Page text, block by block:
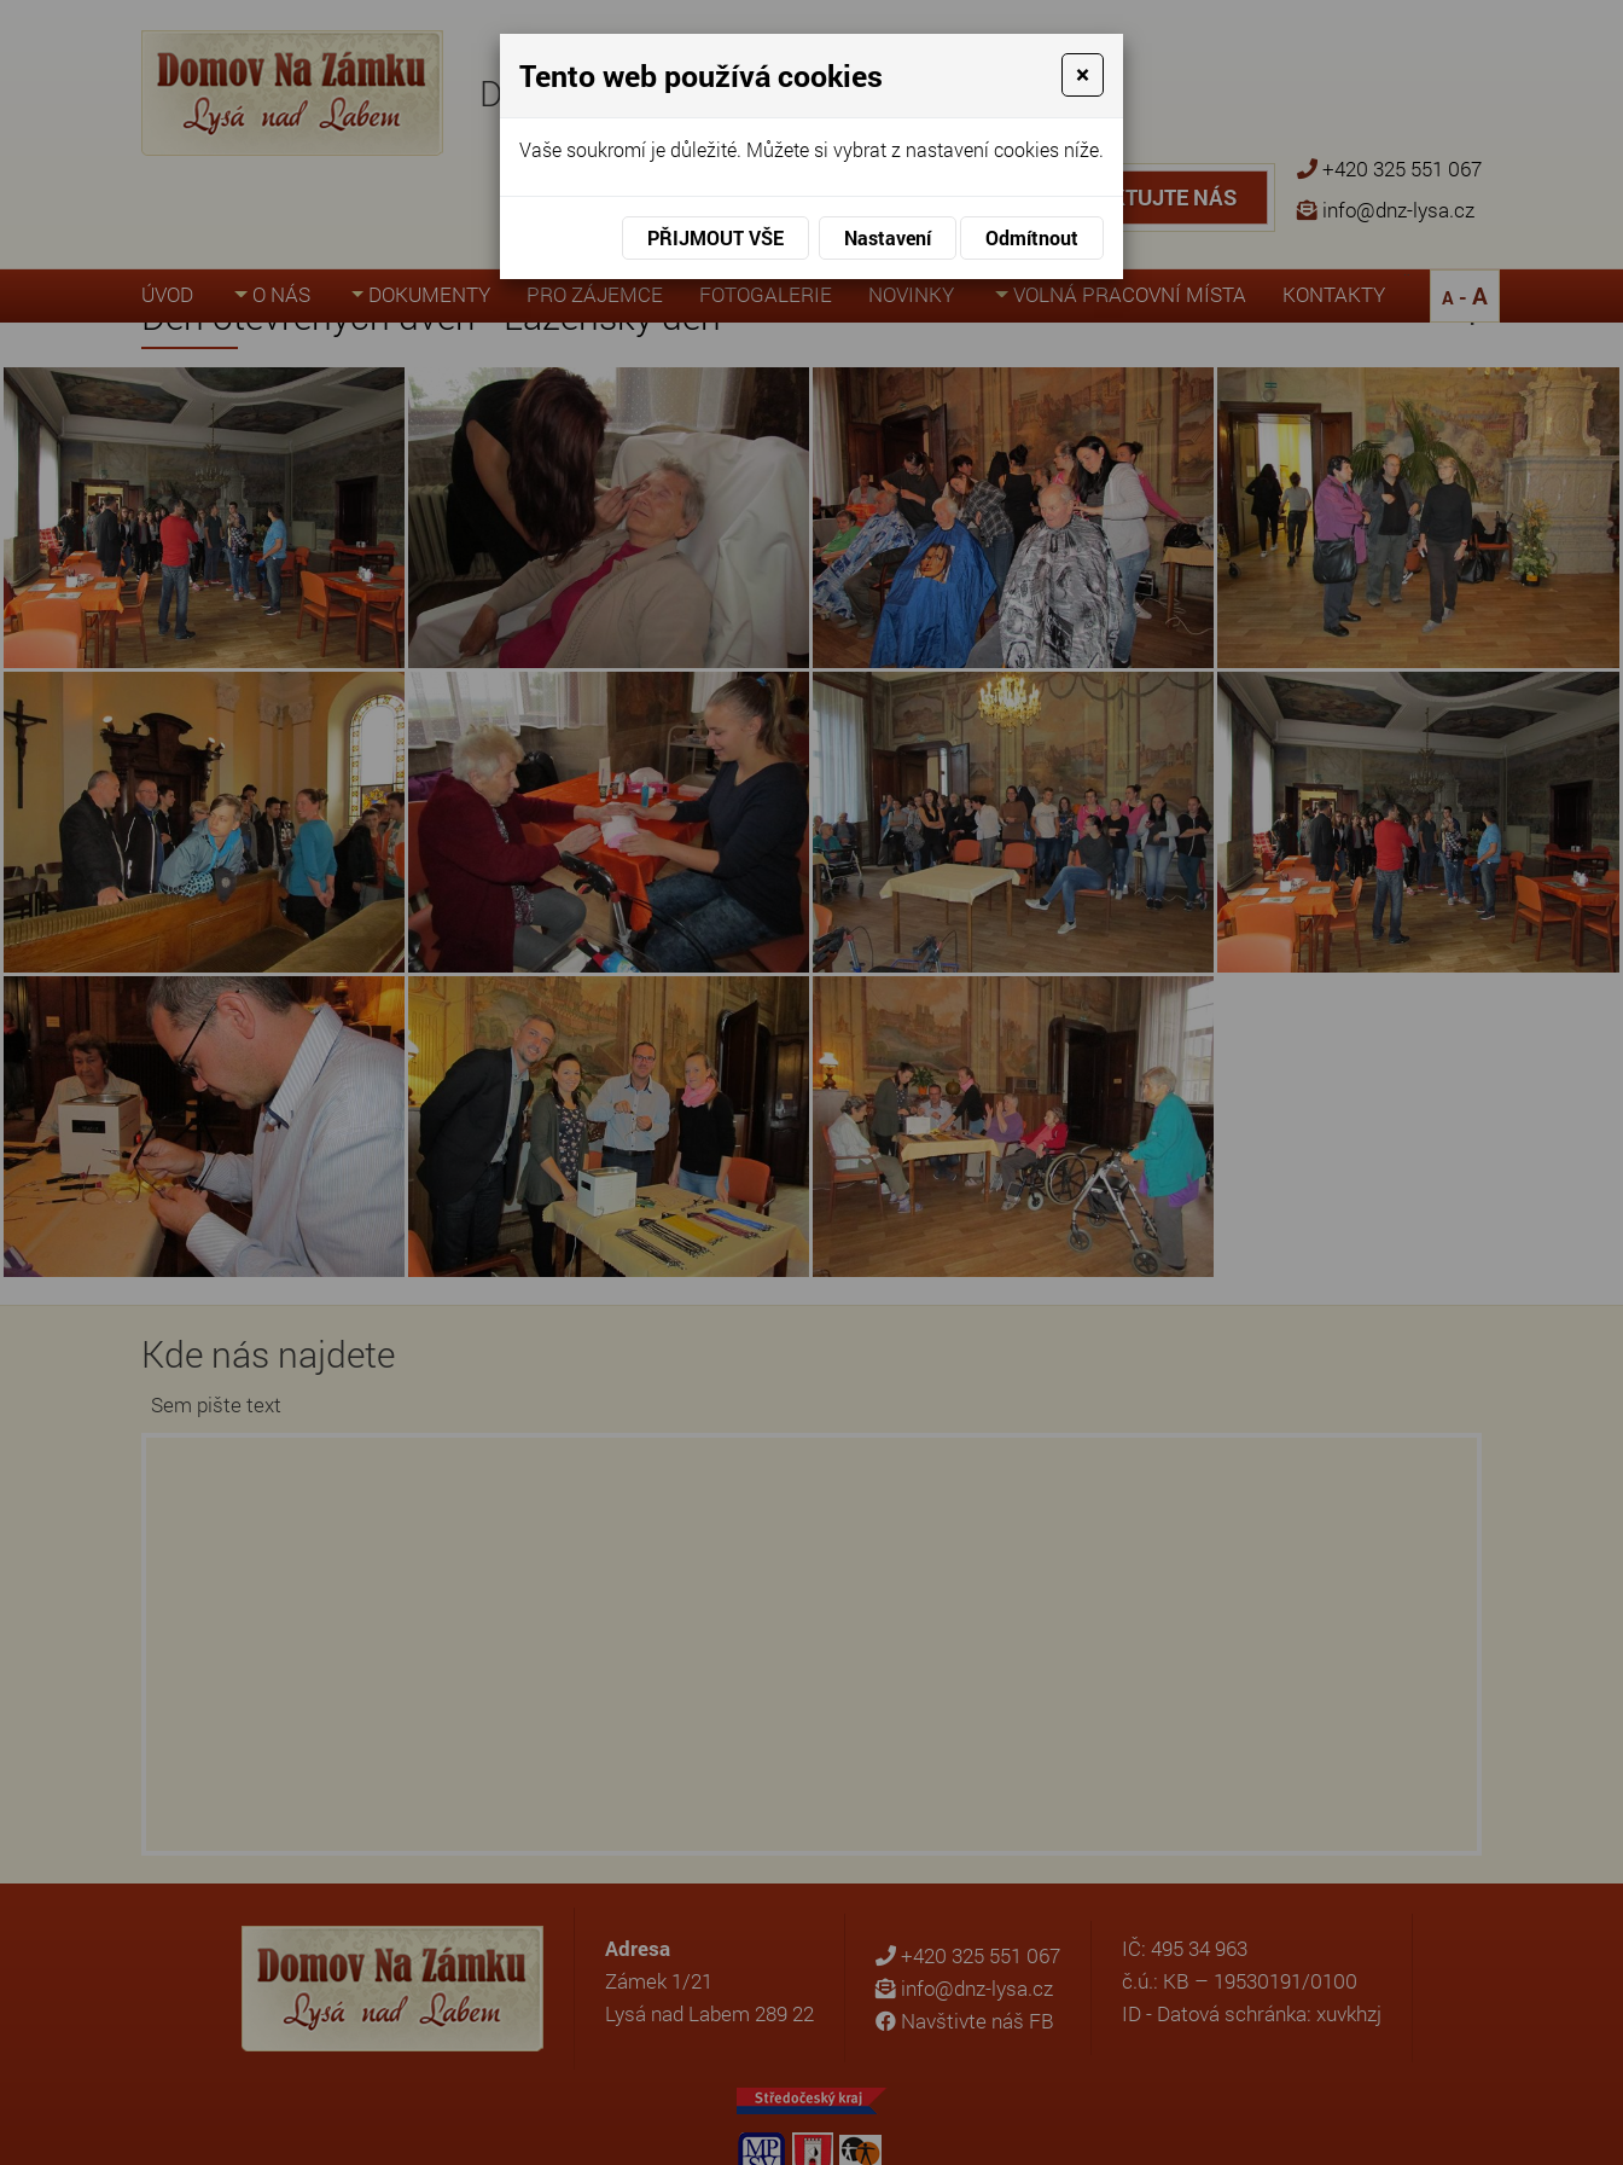
Domov pro seniory
KONTAKTUJTE NÁS
KONTAKTUJTE NÁS
+420 325 551 067
info@dnz-lysa.cz
ÚVOD O NÁS DOKUMENTY PRO ZÁJEMCE FOTOGALERIE NOVINKY VOLNÁ PRACOVNÍ MÍSTA KONTAKTY
¨
A - A
Úvodní stránka » Akce, fotogalerie » Den otevřených dveří - Lázeňský den
Den otevřených dveří - Lázeňský den Zpět
Kde nás najdete
Sem pište text
Adresa
Zámek 1/21
Lysá nad Labem 289 22
+420 325 551 067
info@dnz-lysa.cz
Navštivte náš FB
IČ: 495 34 963
č.ú.: KB – 19530191/0100
ID - Datová schránka: xuvkhzj
Tento web používá cookies ×
Vaše soukromí je důležité. Můžete si vybrat z nastavení cookies níže.
PŘIJMOUT VŠE Nastavení Odmítnout